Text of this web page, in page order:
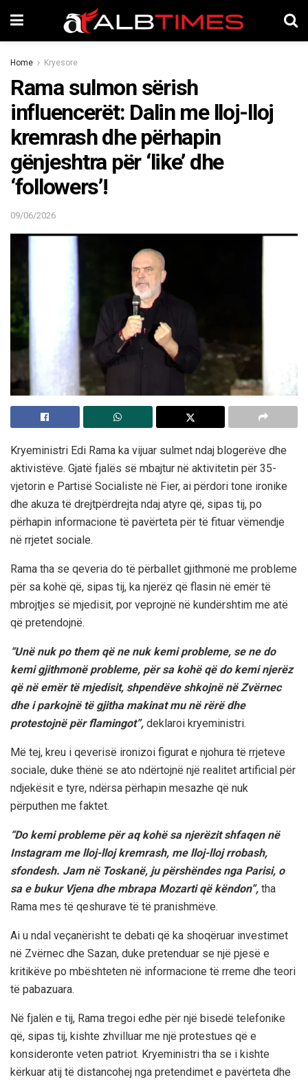
Home Kryesore
Rama sulmon sërish
influencerët: Dalin me lloj-lloj
kremrash dhe përhapin
gënjeshtra për ‘like’ dhe
‘followers’!
09/06/2026
Kryeministri Edi Rama ka vijuar sulmet ndaj blogerëve dhe
aktivistëve. Gjatë fjalës së mbajtur në aktivitetin për 35-
vjetorin e Partisë Socialiste në Fier, ai përdori tone ironike
dhe akuza të drejtpërdrejta ndaj atyre që, sipas tij, po
përhapin informacione të pavërteta për të fituar vëmendje
në rrjetet sociale.
Rama tha se qeveria do të përballet gjithmonë me probleme
për sa kohë që, sipas tij, ka njerëz që flasin në emër të
mbrojtjes së mjedisit, por veprojnë në kundërshtim me atë
që pretendojnë.
“Unë nuk po them që ne nuk kemi probleme, se ne do
kemi gjithmonë probleme, për sa kohë që do kemi njerëz
që në emër të mjedisit, shpendëve shkojnë në Zvërnec
dhe i parkojnë të gjitha makinat mu në rërë dhe
protestojnë për flamingot”, deklaroi kryeministri.
Më tej, kreu i qeverisë ironizoi figurat e njohura të rrjeteve
sociale, duke thënë se ato ndërtojnë një realitet artificial për
ndjekësit e tyre, ndërsa përhapin mesazhe që nuk
përputhen me faktet.
“Do kemi probleme për aq kohë sa njerëzit shfaqen në
Instagram me lloj-lloj kremrash, me lloj-lloj rrobash,
sfondesh. Jam në Toskanë, ju përshëndes nga Parisi, o
sa e bukur Vjena dhe mbrapa Mozarti që këndon”, tha
Rama mes të qeshurave të të pranishmëve.
Ai u ndal veçanërisht te debati që ka shoqëruar investimet
në Zvërnec dhe Sazan, duke pretenduar se një pjesë e
kritikëve po mbështeten në informacione të rreme dhe teori
të pabazuara.
Në fjalën e tij, Rama tregoi edhe për një bisedë telefonike
që, sipas tij, kishte zhvilluar me një protestues që e
konsideronte veten patriot. Kryeministri tha se i kishte
kërkuar atij të distancohej nga pretendimet e pavërteta dhe